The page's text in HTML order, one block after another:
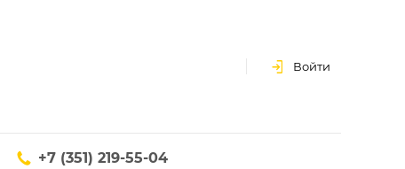
Войти
+7 (351) 219-55-04